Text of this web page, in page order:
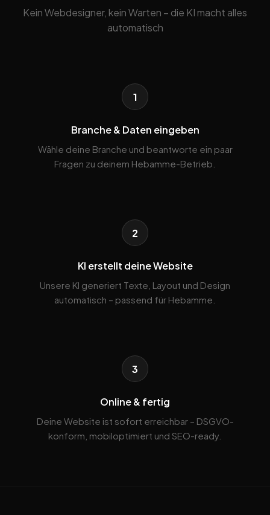
Kein Webdesigner, kein Warten – die KI macht alles
automatisch
1
Branche & Daten eingeben
Wähle deine Branche und beantworte ein paar
Fragen zu deinem Hebamme-Betrieb.
2
KI erstellt deine Website
Unsere KI generiert Texte, Layout und Design
automatisch – passend für Hebamme.
3
Online & fertig
Deine Website ist sofort erreichbar – DSGVO-
konform, mobiloptimiert und SEO-ready.